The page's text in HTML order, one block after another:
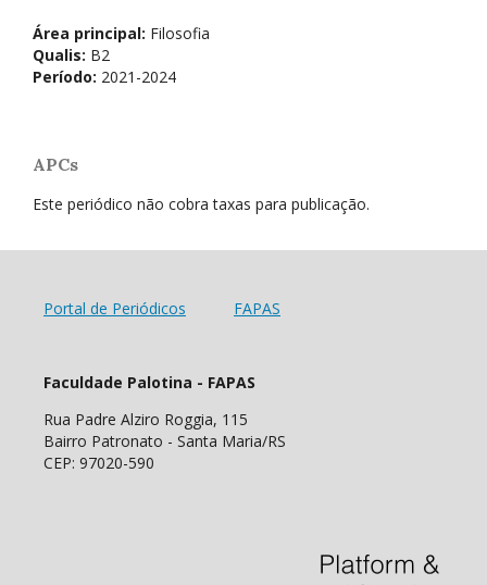
Área principal: Filosofia
Qualis: B2
Período: 2021-2024
APCs
Este periódico não cobra taxas para publicação.
Portal de Periódicos FAPAS
Faculdade Palotina - FAPAS
Rua Padre Alziro Roggia, 115
Bairro Patronato - Santa Maria/RS
CEP: 97020-590